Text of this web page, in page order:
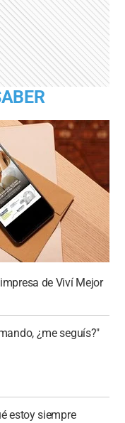
de Viví Mejor
¿me seguís?"
estoy siempre